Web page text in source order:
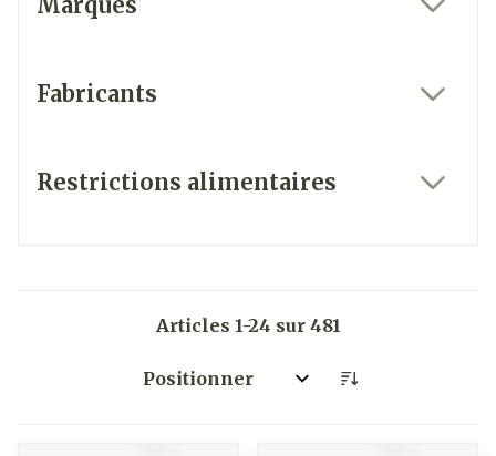
Fabricants
Restrictions alimentaires
Articles 1-24 sur 481
Trier par: